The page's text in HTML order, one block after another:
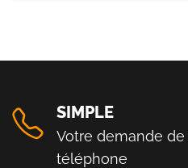
SIMPLE
Votre demande
téléphone